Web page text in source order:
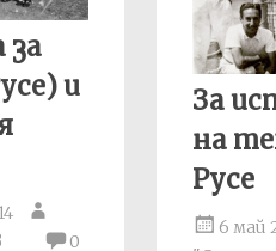
и
0
За
на
Русе
6 май